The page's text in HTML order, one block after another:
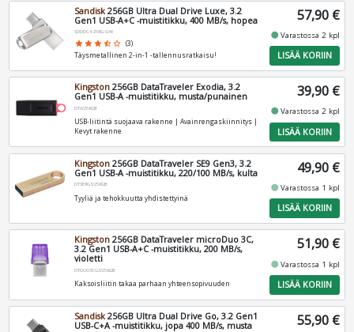
Sandisk 256GB Ultra Dual Drive Luxe, 3.2
Gen1 USB-A+C -muistitikku, 400 MB/s, hopea
SDDDC4-256G-G46
star star star star_half star_border (3)
Täysmetallinen 2-in-1 -tallennusratkaisu!
57,90 €
fiber_manual_recordVarastossa 2 kpl
LISÄÄ KORIIN
Kingston 256GB DataTraveler Exodia, 3.2
Gen1 USB-A -muistitikku, musta/punainen
DTX/256GB
USB-liitintä suojaava rakenne | Avainrengaskiinnitys |
Kevyt rakenne
39,90 €
fiber_manual_recordVarastossa 2 kpl
LISÄÄ KORIIN
Kingston 256GB DataTraveler SE9 Gen3, 3.2
Gen1 USB-A -muistitikku, 220/100 MB/s, kulta
DTSE9G3/256GB
Tyyliä ja tehokkuutta yhdistettyinä
49,90 €
fiber_manual_recordVarastossa 1 kpl
LISÄÄ KORIIN
Kingston 256GB DataTraveler microDuo 3C,
3.2 Gen1 USB-A+C -muistitikku, 200 MB/s,
violetti
DTDUO3CG3/256GB
Kaksoisliitin takaa parhaan yhteensopivuuden
51,90 €
fiber_manual_recordVarastossa 1 kpl
LISÄÄ KORIIN
Sandisk256GB Ultra Dual Drive Go, 3.2 Gen1
USB-C+A -muistitikku, jopa 400 MB/s, musta
55,90 €